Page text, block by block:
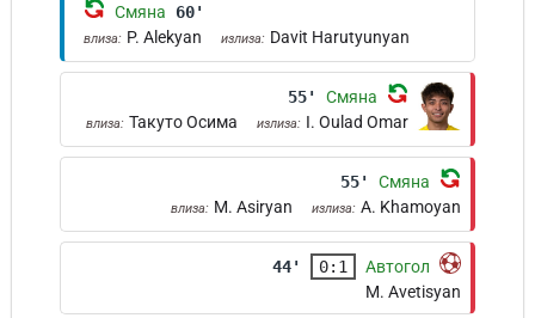
Смяна 60'
влиза: P. Alekyan излиза: Davit Harutyunyan
55' Смяна
влиза: Такуто Осима излиза: I. Oulad Omar
55' Смяна
влиза: M. Asiryan излиза: A. Khamoyan
44' 0:1
Автогол
M. Avetisyan